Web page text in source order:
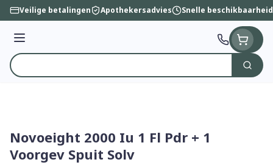
Ga naar de inhoud
Veilige betalingen Apothekersadvies Snelle beschikbaarheid
Menu
Product, merk, categorie...
Zoek
Novoeight 2000 Iu 1 Fl Pdr + 1
Voorgev Spuit Solv